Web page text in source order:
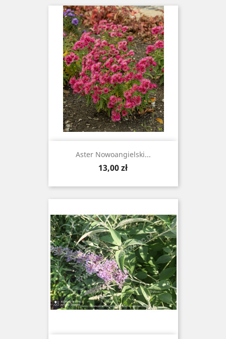
Aster Nowoangielski...
Cena
13,00 zł